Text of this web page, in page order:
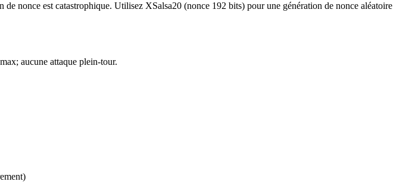
nonce est catastrophique. Utilisez XSalsa20 (nonce 192 bits) pour une génération de nonce aléatoire
aucune attaque plein-tour.